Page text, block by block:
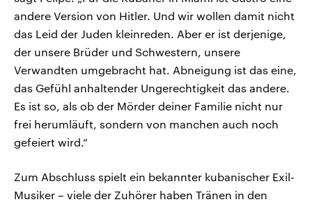
andere Version von Hitler. Und wir wollen damit nicht
das Leid der Juden kleinreden. Aber er ist derjenige,
der unsere Brüder und Schwestern, unsere
Verwandten umgebracht hat. Abneigung ist das eine,
das Gefühl anhaltender Ungerechtigkeit das andere.
Es ist so, als ob der Mörder deiner Familie nicht nur
frei herumläuft, sondern von manchen auch noch
gefeiert wird.“
Zum Abschluss spielt ein bekannter kubanischer Exil-
Musiker – viele der Zuhörer haben Tränen in den